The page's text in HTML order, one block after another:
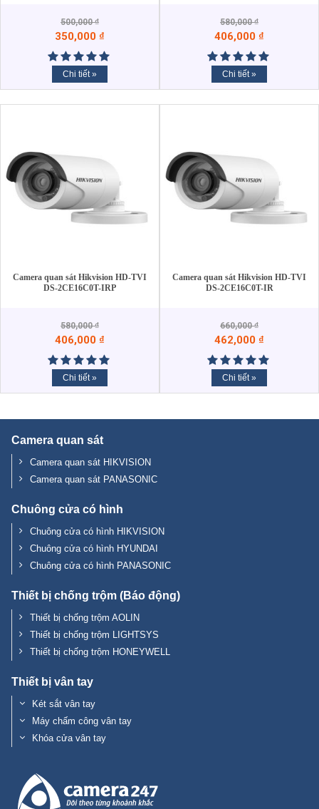
500,000₫
350,000 ₫
Chi tiết »
580,000₫
406,000 ₫
Chi tiết »
Camera quan sát Hikvision HD-TVI
DS-2CE16C0T-IRP
580,000₫
406,000 ₫
Chi tiết »
Camera quan sát Hikvision HD-TVI
DS-2CE16C0T-IR
660,000₫
462,000 ₫
Chi tiết »
Camera quan sát
Camera quan sát HIKVISION
Camera quan sát PANASONIC
Chuông cửa có hình
Chuông cửa có hình HIKVISION
Chuông cửa có hình HYUNDAI
Chuông cửa có hình PANASONIC
Thiết bị chống trộm (Báo động)
Thiết bị chống trộm AOLIN
Thiết bị chống trộm LIGHTSYS
Thiết bị chống trộm HONEYWELL
Thiết bị vân tay
Két sắt vân tay
Máy chấm công vân tay
Khóa cửa vân tay